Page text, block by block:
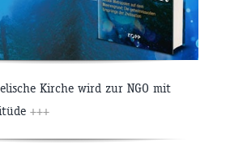
Kirche wird zur NGO mit
+++